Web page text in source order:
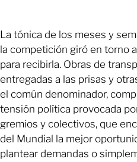
La tónica de los meses y
la competición giró en torno
para recibirla. Obras de
entregadas a las prisas y
el común denominador,
tensión política provocada
gremios y colectivos, que
del Mundial la mejor
plantear demandas o